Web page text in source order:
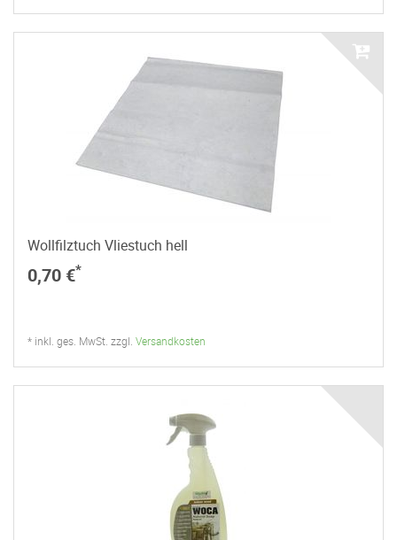
Wollfilztuch Vliestuch hell
0,70 €*
* inkl. ges. MwSt. zzgl. Versandkosten